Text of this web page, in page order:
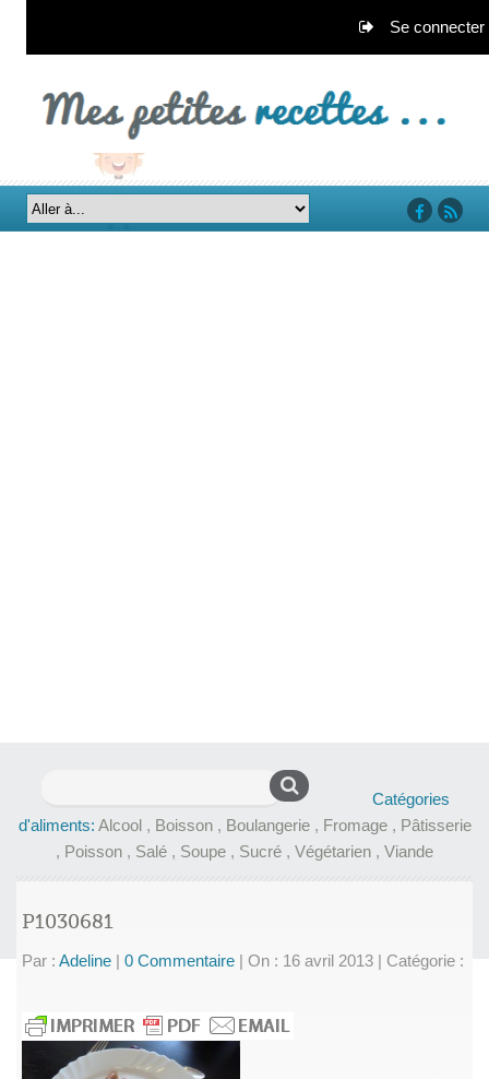
Se connecter
Catégories
d'aliments: Alcool , Boisson, Boulangerie, Fromage, Pâtisserie
, Poisson , Salé , Soupe , Sucré , Végétarien , Viande
P1030681
Par : Adeline 0 Commentaire On : 16 avril 2013 Catégorie :